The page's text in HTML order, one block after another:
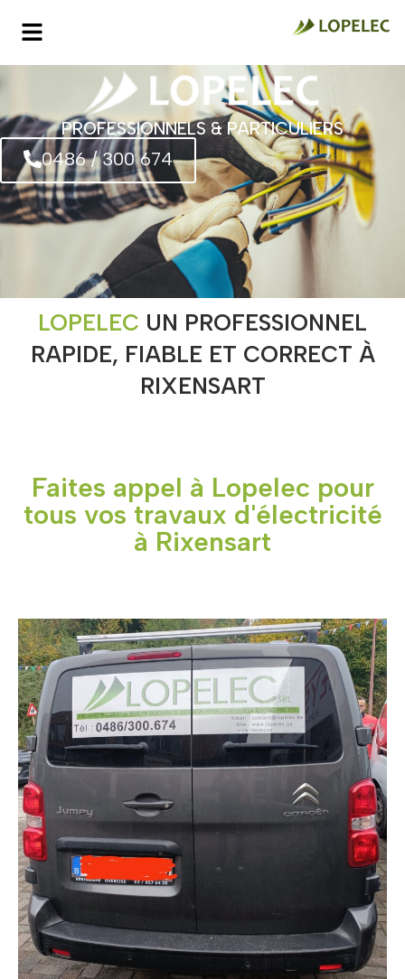
PROFESSIONNELS & PARTICULIERS
0486 / 300 674
LOPELEC UN PROFESSIONNEL
RAPIDE, FIABLE ET CORRECT À
RIXENSART
Faites appel à Lopelec pour
tous vos travaux d'électricité
à Rixensart